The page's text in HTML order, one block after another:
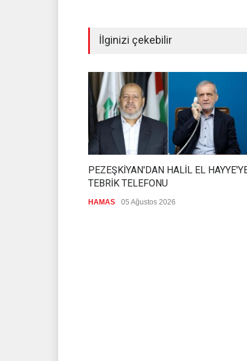
İlginizi çekebilir
PEZEŞKİYAN'DAN HALİL EL
TEBRİK TELEFONU
HAMAS 05 Ağustos 2026